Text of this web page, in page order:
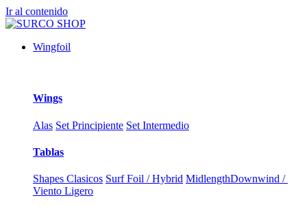
Ir al contenido
Wingfoil
Wings
Alas Set Principiente Set Intermedio
Tablas
Shapes Clasicos Surf Foil / Hybrid MidlengthDownwind /
Viento Ligero